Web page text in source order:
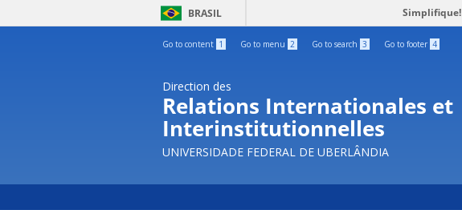
BRASIL Simplifique!
Go to content 1 Go to menu 2 Go to search 3 Go to footer 4
Direction des
Relations Internationales et
Interinstitutionnelles
UNIVERSIDADE FEDERAL DE UBERLÂNDIA